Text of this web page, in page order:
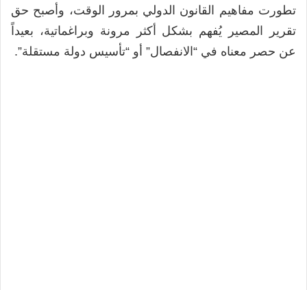
تطورت مفاهيم القانون الدولي بمرور الوقت، وأصبح حق
تقرير المصير يُفهم بشكل أكثر مرونة وبراغماتية، بعيداً
عن حصر معناه في “الانفصال” أو “تأسيس دولة مستقلة”.